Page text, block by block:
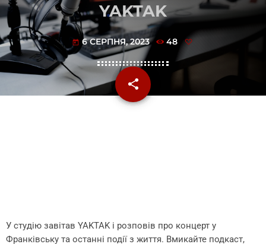
YAKTAK
today 6 СЕРПНЯ, 2023 48
share
email
У студію завітав YAKTAK і розповів про концерт у
Франківську та останні події з життя. Вмикайте подкаст,